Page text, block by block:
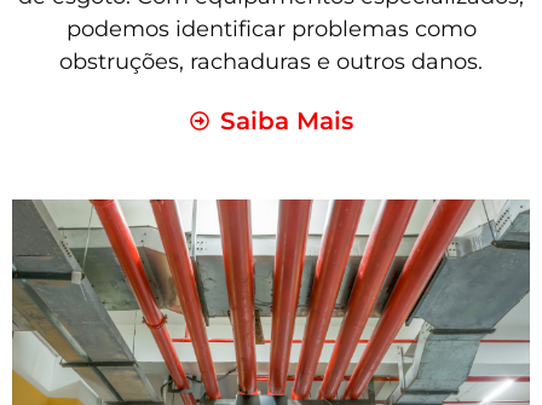
podemos identificar problemas como
obstruções, rachaduras e outros danos.
Saiba Mais